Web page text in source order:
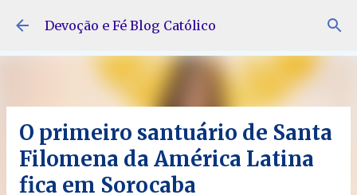
Pular para o conteúdo principal
Devoção e Fé Blog Católico
O primeiro santuário de Santa
Filomena da América Latina
fica em Sorocaba